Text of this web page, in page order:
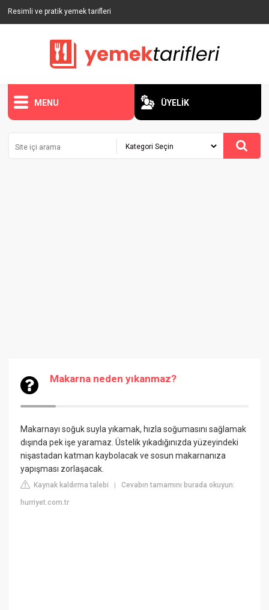
Resimli ve pratik yemek tarifleri
MENU ÜYELİK
Makarna neden yıkanmaz?
Makarnayı soğuk suyla yıkamak, hızla soğumasını sağlamak
dışında pek işe yaramaz. Üstelik yıkadığınızda yüzeyindeki
nişastadan katman kaybolacak ve sosun makarnanıza
yapışması zorlaşacak.
Kaynak kaldırma talebi |Cevabın tamamını burada okuyun:
hurriyet.com.tr